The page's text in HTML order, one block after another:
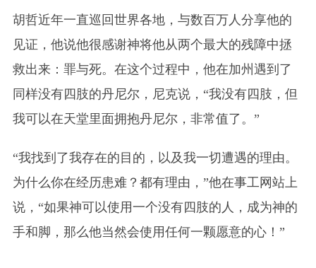
胡哲近年一直巡回世界各地，与数百万人分享他的
见证，他说他很感谢神将他从两个最大的残障中拯
救出来：罪与死。在这个过程中，他在加州遇到了
同样没有四肢的丹尼尔，尼克说，“我没有四肢，但
我可以在天堂里面拥抱丹尼尔，非常值了。”
“我找到了我存在的目的，以及我一切遭遇的理由。
为什么你在经历患难？都有理由，”他在事工网站上
说，“如果神可以使用一个没有四肢的人，成为神的
手和脚，那么他当然会使用任何一颗愿意的心！”